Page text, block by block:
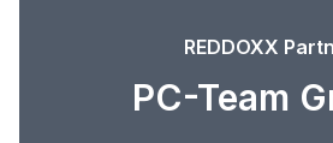
REDDOXX
PC-Team